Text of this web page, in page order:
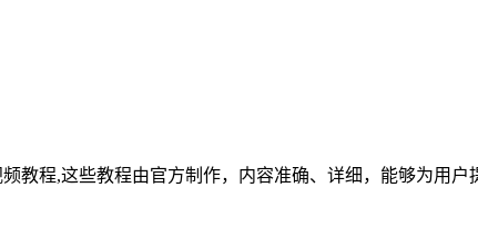
教程,这些教程由官方制作，内容准确、详细，能够为用